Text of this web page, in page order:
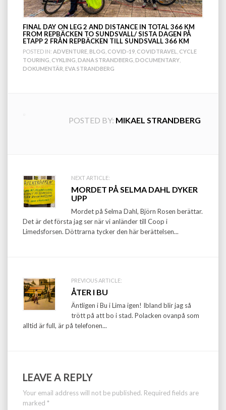
FINAL DAY ON LEG 2 AND DISTANCE IN TOTAL 366 KM
FROM REPBÄCKEN TO SUNDSVALL/ SISTA DAGEN PÅ
ETAPP 2 FRÅN REPBÄCKEN TILL SUNDSVALL 366 KM
POSTED IN: ADVENTURE BLOG COVID-19 COVIDTRAVEL
CYCLE
TOURING CYKLING DANA STRANDBERG DOCUMENTARY
DOKUMENTÄR EVA STRANDBERG
POSTED BY: MIKAEL STRANDBERG
Post
navigation
NEXT ARTICLE:
MORDET PÅ SELMA DAHL DYKER
UPP
Mordet på Selma Dahl, Björn Rosen berättar.
Det är det första jag ser när vi anländer till Coop i
Limedsforsen. Döttrarna tycker den här berättelsen...
PREVIOUS ARTICLE:
ÅTER I BU
Äntligen i Bu i Lima igen! Ibland blir jag så
trött på att bo i stad. Polacken ovanpå som
alltid är full, är på telefonen...
LEAVE A REPLY
Your email address will not be published. Required fields are
marked *